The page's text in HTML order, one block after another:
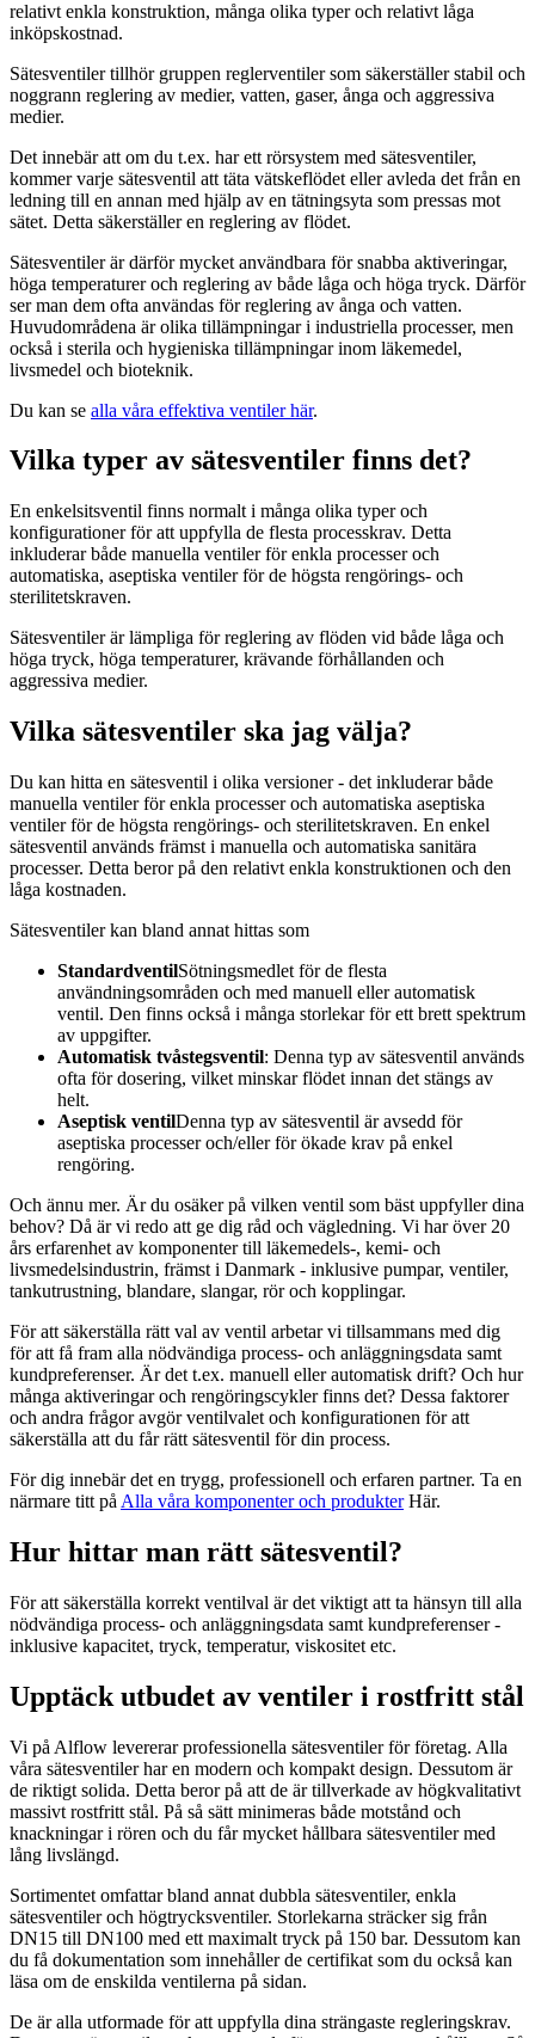
relativt enkla konstruktion, många olika typer och relativt låga
inköpskostnad.
Sätesventiler tillhör gruppen reglerventiler som säkerställer stabil och
noggrann reglering av medier, vatten, gaser, ånga och aggressiva
medier.
Det innebär att om du t.ex. har ett rörsystem med sätesventiler,
kommer varje sätesventil att täta vätskeflödet eller avleda det från en
ledning till en annan med hjälp av en tätningsyta som pressas mot
sätet. Detta säkerställer en reglering av flödet.
Sätesventiler är därför mycket användbara för snabba aktiveringar,
höga temperaturer och reglering av både låga och höga tryck. Därför
ser man dem ofta användas för reglering av ånga och vatten.
Huvudområdena är olika tillämpningar i industriella processer, men
också i sterila och hygieniska tillämpningar inom läkemedel,
livsmedel och bioteknik.
Du kan se alla våra effektiva ventiler här.
Vilka typer av sätesventiler finns det?
En enkelsitsventil finns normalt i många olika typer och
konfigurationer för att uppfylla de flesta processkrav. Detta
inkluderar både manuella ventiler för enkla processer och
automatiska, aseptiska ventiler för de högsta rengörings- och
sterilitetskraven.
Sätesventiler är lämpliga för reglering av flöden vid både låga och
höga tryck, höga temperaturer, krävande förhållanden och
aggressiva medier.
Vilka sätesventiler ska jag välja?
Du kan hitta en sätesventil i olika versioner - det inkluderar både
manuella ventiler för enkla processer och automatiska aseptiska
ventiler för de högsta rengörings- och sterilitetskraven. En enkel
sätesventil används främst i manuella och automatiska sanitära
processer. Detta beror på den relativt enkla konstruktionen och den
låga kostnaden.
Sätesventiler kan bland annat hittas som
StandardventilSötningsmedlet för de flesta
användningsområden och med manuell eller automatisk
ventil. Den finns också i många storlekar för ett brett spektrum
av uppgifter.
Automatisk tvåstegsventil: Denna typ av sätesventil används
ofta för dosering, vilket minskar flödet innan det stängs av
helt.
Aseptisk ventilDenna typ av sätesventil är avsedd för
aseptiska processer och/eller för ökade krav på enkel
rengöring.
Och ännu mer. Är du osäker på vilken ventil som bäst uppfyller dina
behov? Då är vi redo att ge dig råd och vägledning. Vi har över 20
års erfarenhet av komponenter till läkemedels-, kemi- och
livsmedelsindustrin, främst i Danmark - inklusive pumpar, ventiler,
tankutrustning, blandare, slangar, rör och kopplingar.
För att säkerställa rätt val av ventil arbetar vi tillsammans med dig
för att få fram alla nödvändiga process- och anläggningsdata samt
kundpreferenser. Är det t.ex. manuell eller automatisk drift? Och hur
många aktiveringar och rengöringscykler finns det? Dessa faktorer
och andra frågor avgör ventilvalet och konfigurationen för att
säkerställa att du får rätt sätesventil för din process.
För dig innebär det en trygg, professionell och erfaren partner. Ta en
närmare titt på Alla våra komponenter och produkterHär.
Hur hittar man rätt sätesventil?
För att säkerställa korrekt ventilval är det viktigt att ta hänsyn till alla
nödvändiga process- och anläggningsdata samt kundpreferenser -
inklusive kapacitet, tryck, temperatur, viskositet etc.
Upptäck utbudet av ventiler i rostfritt stål
Vi på Alflow levererar professionella sätesventiler för företag. Alla
våra sätesventiler har en modern och kompakt design. Dessutom är
de riktigt solida. Detta beror på att de är tillverkade av högkvalitativt
massivt rostfritt stål. På så sätt minimeras både motstånd och
knackningar i rören och du får mycket hållbara sätesventiler med
lång livslängd.
Sortimentet omfattar bland annat dubbla sätesventiler, enkla
sätesventiler och högtrycksventiler. Storlekarna sträcker sig från
DN15 till DN100 med ett maximalt tryck på 150 bar. Dessutom kan
du få dokumentation som innehåller de certifikat som du också kan
läsa om de enskilda ventilerna på sidan.
De är alla utformade för att uppfylla dina strängaste regleringskrav.